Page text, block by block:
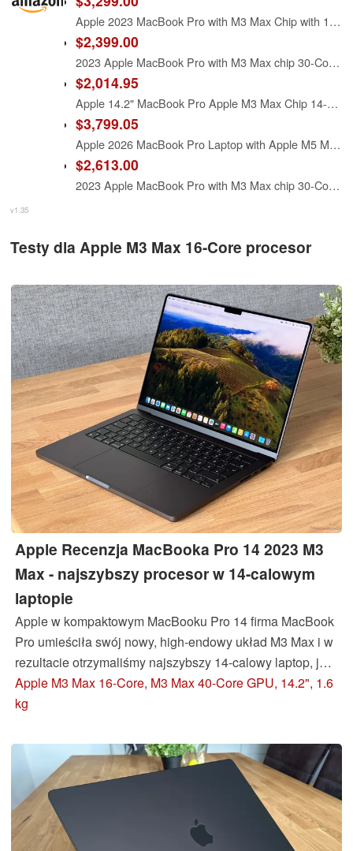
Apple 2023 MacBook Pro with M3 Max Chip with 16-Core CPU and 40-Core GPU (16.2-inch, 64GB RAM, 1TB SSD Storage) (QWERTY English) Space Black (Renewed)
$2,399.00
2023 Apple MacBook Pro with M3 Max chip 30-Core GPU (16.2-inch, 36GB RAM, 1TB SSD Storage) Silver (Renewed)
$2,014.95
Apple 14.2" MacBook Pro Apple M3 Max Chip 14-Core CPU 30-Core GPU 36GB RAM 1TB SSD - Space Black (Late 2023)
$3,799.05
Apple 2026 MacBook Pro Laptop with Apple M5 Max chip with 18-core CPU and 32-core GPU: Built for AI, 16.2-inch Liquid Retina XDR Display, 36GB Unified Memory, 2TB SSD, Wi-Fi 7; Space Black
$2,613.00
2023 Apple MacBook Pro with M3 Max chip 30-Core GPU (16.2-inch, 36GB RAM, 1TB SSD Storage) Silver (Renewed Premium)
v1.35
Testy dla Apple M3 Max 16-Core procesor
Apple Recenzja MacBooka Pro 14 2023 M3
Max - najszybszy procesor w 14-calowym
laptopie
Apple w kompaktowym MacBooku Pro 14 firma MacBook
Pro umieściła swój nowy, high-endowy układ M3 Max i w
rezultacie otrzymaliśmy najszybszy 14-calowy laptop, jaki
można kupić pod względem wydajności procesora. Jest
to jednak również duże wyzwanie dla chłodzenia, a
Apple M3 Max 16-Core, M3 Max 40-Core GPU, 14.2", 1.6
kg